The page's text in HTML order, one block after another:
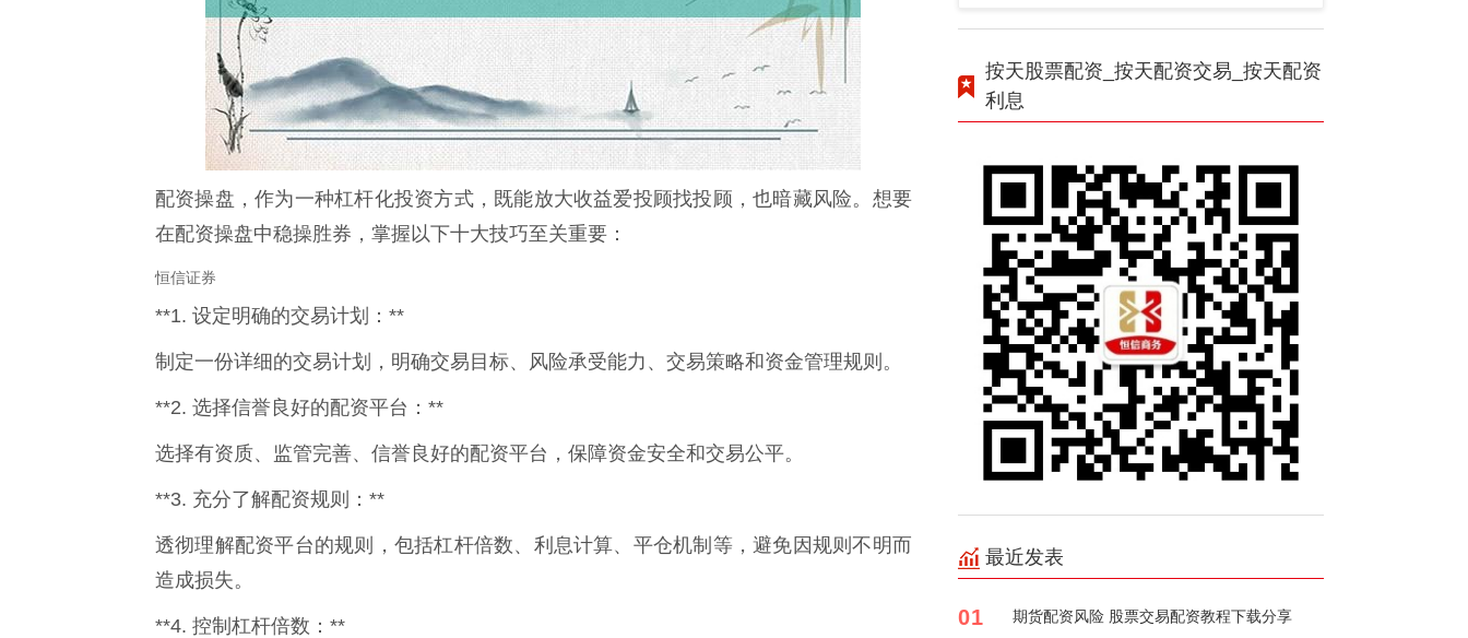
配资操盘，作为一种杠杆化投资方式，既能放大收益爱投顾找投顾，也暗藏风险。想要
在配资操盘中稳操胜券，掌握以下十大技巧至关重要：
恒信证券
**1. 设定明确的交易计划：**
制定一份详细的交易计划，明确交易目标、风险承受能力、交易策略和资金管理规则。
**2. 选择信誉良好的配资平台：**
选择有资质、监管完善、信誉良好的配资平台，保障资金安全和交易公平。
**3. 充分了解配资规则：**
透彻理解配资平台的规则，包括杠杆倍数、利息计算、平仓机制等，避免因规则不明而
造成损失。
**4. 控制杠杆倍数：**
按天股票配资_按天配资交易_按天配资
利息
最近发表
01 期货配资风险 股票交易配资教程下载分享